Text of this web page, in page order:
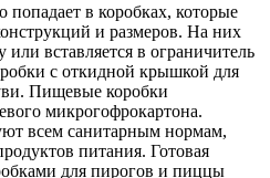
в коробках, которые
и размеров. На них
вставляется в ограничитель
с откидной крышкой для
Пищевые коробки
микрогофрокартона.
всем санитарным нормам,
питания. Готовая
для пирогов и пиццы